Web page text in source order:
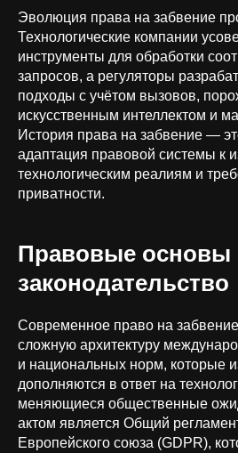
Эволюция права на забвение
Технологические компании
инструменты для обработки
запросов, а регуляторы
подходы с учётом вызовов,
искусственным интеллектом и
История права на забвение —
адаптация правовой системы к
технологическим реалиям и
приватности.
Правовые основы
законодательство
Современное право на
сложную архитектуру
и национальных норм, которые
дополняются в ответ на
меняющиеся общественные
актом является Общий
Европейского союза (GDPR),